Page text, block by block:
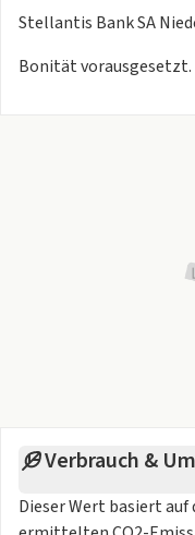
Stellantis Bank SA
Bonität vorausgesetzt.
Verbrauch &
Dieser Wert basiert auf